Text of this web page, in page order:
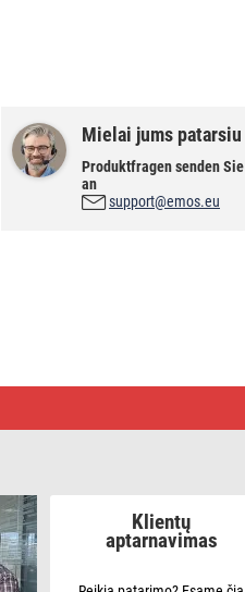
Mielai jums patarsiu
Produktfragen senden Sie
an
support@emos.eu
Klientų
aptarnavimas